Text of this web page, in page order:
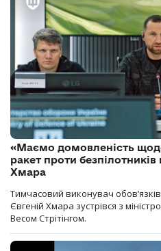
«Маємо домовленість
ракет проти
Хмара
Тимчасовий виконувач
Євгеній Хмара зустрівся з
Весом Стрітінгом.